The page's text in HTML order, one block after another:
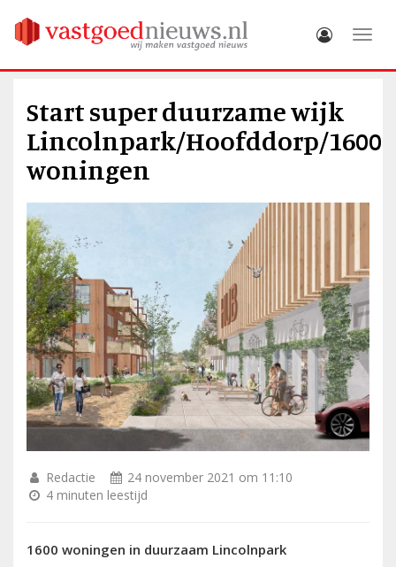
Start super duurzame wijk
Lincolnpark/Hoofddorp/1600
woningen
Redactie
24 november 2021 om 11:10
4 minuten leestijd
1600 woningen in duurzaam Lincolnpark